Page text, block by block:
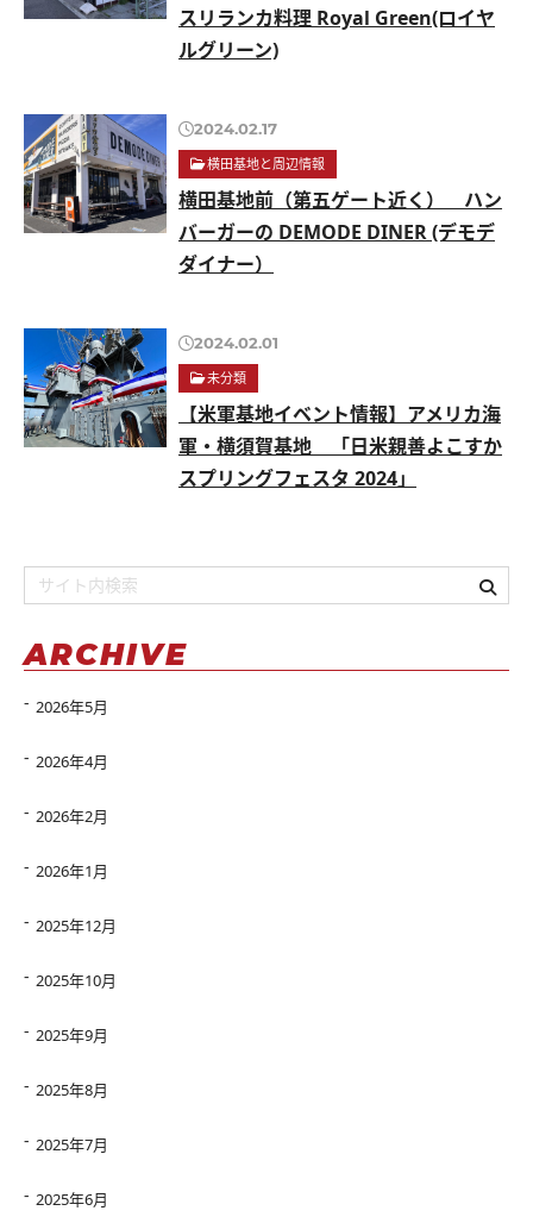
スリランカ料理 Royal Green(ロイヤ
ルグリーン)
2024.02.17
横田基地と周辺情報
横田基地前（第五ゲート近く） ハン
バーガーの DEMODE DINER (デモデ
ダイナー）
2024.02.01
未分類
【米軍基地イベント情報】アメリカ海
軍・横須賀基地 「日米親善よこすか
スプリングフェスタ 2024」
ARCHIVE
2026年5月
2026年4月
2026年2月
2026年1月
2025年12月
2025年10月
2025年9月
2025年8月
2025年7月
2025年6月